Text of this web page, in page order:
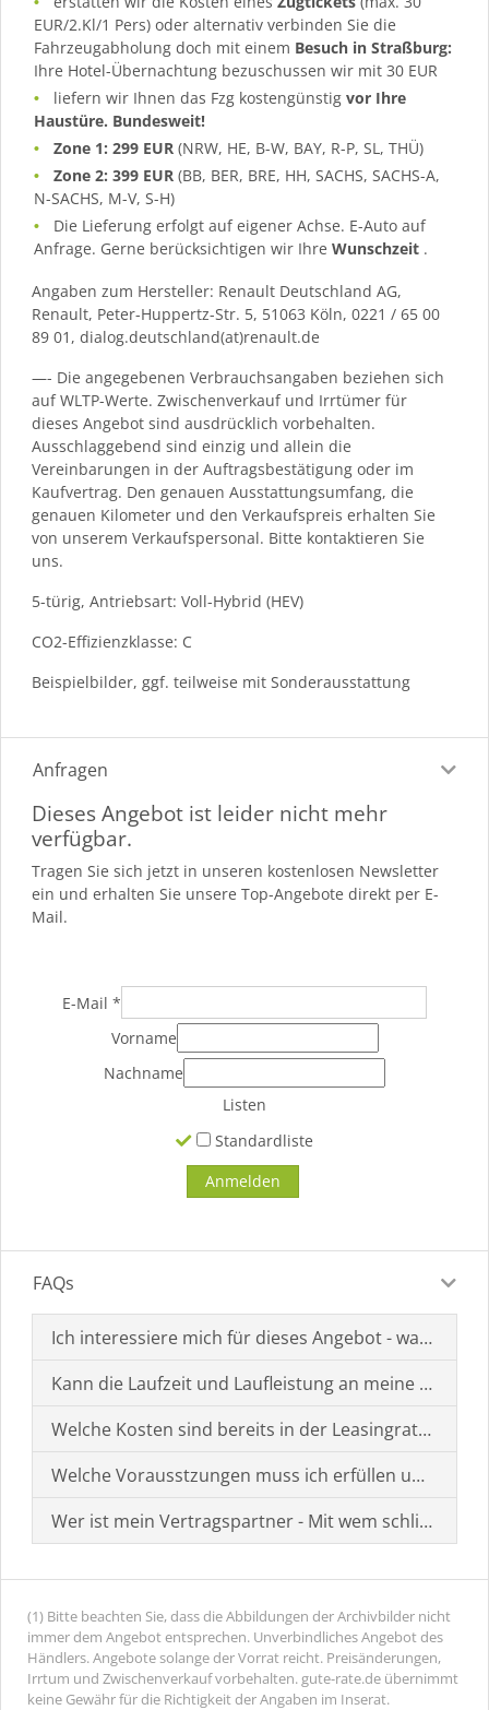
EUR/2.Kl/1 Pers) oder alternativ verbinden Sie die
Fahrzeugabholung doch mit einem Besuch in Straßburg:
Ihre Hotel-Übernachtung bezuschussen wir mit 30 EUR
liefern wir Ihnen das Fzg kostengünstigvor Ihre
Haustüre. Bundesweit!
Zone 1: 299 EUR (NRW, HE, B-W, BAY, R-P, SL, THÜ)
Zone 2: 399 EUR (BB, BER, BRE, HH, SACHS, SACHS-A,
N-SACHS, M-V, S-H)
Die Lieferung erfolgt auf eigener Achse. E-Auto auf
Anfrage. Gerne berücksichtigen wir Ihre Wunschzeit .
Angaben zum Hersteller: Renault Deutschland AG,
Renault, Peter-Huppertz-Str. 5, 51063 Köln, 0221 / 65 00
89 01, dialog.deutschland(at)renault.de
—- Die angegebenen Verbrauchsangaben beziehen sich
auf WLTP-Werte. Zwischenverkauf und Irrtümer für
dieses Angebot sind ausdrücklich vorbehalten.
Ausschlaggebend sind einzig und allein die
Vereinbarungen in der Auftragsbestätigung oder im
Kaufvertrag. Den genauen Ausstattungsumfang, die
genauen Kilometer und den Verkaufspreis erhalten Sie
von unserem Verkaufspersonal. Bitte kontaktieren Sie
uns.
5-türig, Antriebsart: Voll-Hybrid (HEV)
CO2-Effizienzklasse: C
Beispielbilder, ggf. teilweise mit Sonderausstattung
Anfragen
Dieses Angebot ist leider nicht mehr
verfügbar.
Tragen Sie sich jetzt in unseren kostenlosen Newsletter
ein und erhalten Sie unsere Top-Angebote direkt per E-
Mail.
E-Mail *
Vorname
Nachname
Listen
Standardliste
FAQs
Ich interessiere mich für dieses Angebot - was muss
Kann die Laufzeit und Laufleistung an meine
Welche Kosten sind bereits in der Leasingrate
Welche Vorausstzungen muss ich erfüllen um einen
Wer ist mein Vertragspartner - Mit wem schließe ich
(1) Bitte beachten Sie, dass die Abbildungen der Archivbilder nicht
immer dem Angebot entsprechen. Unverbindliches Angebot des
Händlers. Angebote solange der Vorrat reicht. Preisänderungen,
Irrtum und Zwischenverkauf vorbehalten. gute-rate.de übernimmt
keine Gewähr für die Richtigkeit der Angaben im Inserat.